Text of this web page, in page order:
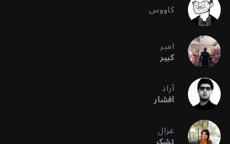
کاووس
امیر
کبیر
آراد
افشار
غزال